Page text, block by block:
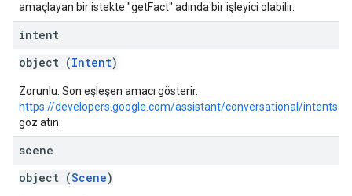
amaçlayan bir istekte "getFact" adında bir işleyici olabilir.
intent
object (Intent)
Zorunlu. Son eşleşen amacı gösterir.
https://developers.google.com/assistant/conversational/intents
göz atın.
scene
object (Scene)